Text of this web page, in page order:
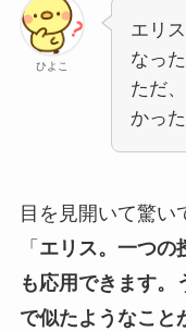
ひよこ
エリ
なっ
ただ
かっ
目を見開いて驚い
「 エリス。一つの
も応用できます。
で似たようなこと